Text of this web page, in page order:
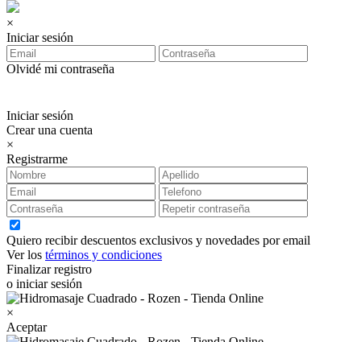
×
Iniciar sesión
Olvidé mi contraseña
Iniciar sesión
Crear una cuenta
×
Registrarme
Quiero recibir descuentos exclusivos y novedades por email
Ver los términos y condiciones
Finalizar registro
o iniciar sesión
×
Aceptar